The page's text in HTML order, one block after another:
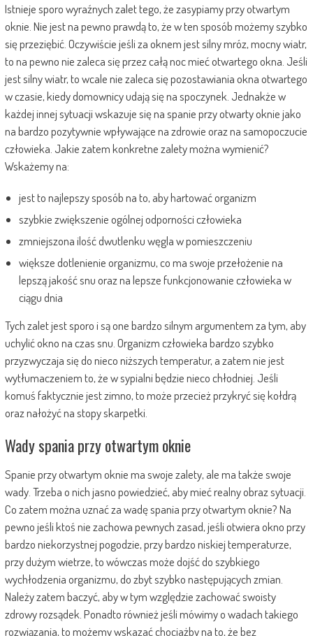
Istnieje sporo wyraźnych zalet tego, że zasypiamy przy otwartym
oknie. Nie jest na pewno prawdą to, że w ten sposób możemy szybko
się przeziębić. Oczywiście jeśli za oknem jest silny mróz, mocny wiatr,
to na pewno nie zaleca się przez całą noc mieć otwartego okna. Jeśli
jest silny wiatr, to wcale nie zaleca się pozostawiania okna otwartego
w czasie, kiedy domownicy udają się na spoczynek. Jednakże w
każdej innej sytuacji wskazuje się na spanie przy otwarty oknie jako
na bardzo pozytywnie wpływające na zdrowie oraz na samopoczucie
człowieka. Jakie zatem konkretne zalety można wymienić?
Wskażemy na:
jest to najlepszy sposób na to, aby hartować organizm
szybkie zwiększenie ogólnej odporności człowieka
zmniejszona ilość dwutlenku węgla w pomieszczeniu
większe dotlenienie organizmu, co ma swoje przełożenie na
lepszą jakość snu oraz na lepsze funkcjonowanie człowieka w
ciągu dnia
Tych zalet jest sporo i są one bardzo silnym argumentem za tym, aby
uchylić okno na czas snu. Organizm człowieka bardzo szybko
przyzwyczaja się do nieco niższych temperatur, a zatem nie jest
wytłumaczeniem to, że w sypialni będzie nieco chłodniej. Jeśli
komuś faktycznie jest zimno, to może przecież przykryć się kołdrą
oraz nałożyć na stopy skarpetki.
Wady spania przy otwartym oknie
Spanie przy otwartym oknie ma swoje zalety, ale ma także swoje
wady. Trzeba o nich jasno powiedzieć, aby mieć realny obraz sytuacji.
Co zatem można uznać za wadę spania przy otwartym oknie? Na
pewno jeśli ktoś nie zachowa pewnych zasad, jeśli otwiera okno przy
bardzo niekorzystnej pogodzie, przy bardzo niskiej temperaturze,
przy dużym wietrze, to wówczas może dojść do szybkiego
wychłodzenia organizmu, do zbyt szybko następujących zmian.
Należy zatem baczyć, aby w tym względzie zachować swoisty
zdrowy rozsądek. Ponadto również jeśli mówimy o wadach takiego
rozwiązania, to możemy wskazać chociażby na to, że bez